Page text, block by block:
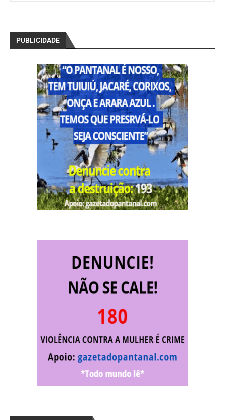
PUBLICIDADE